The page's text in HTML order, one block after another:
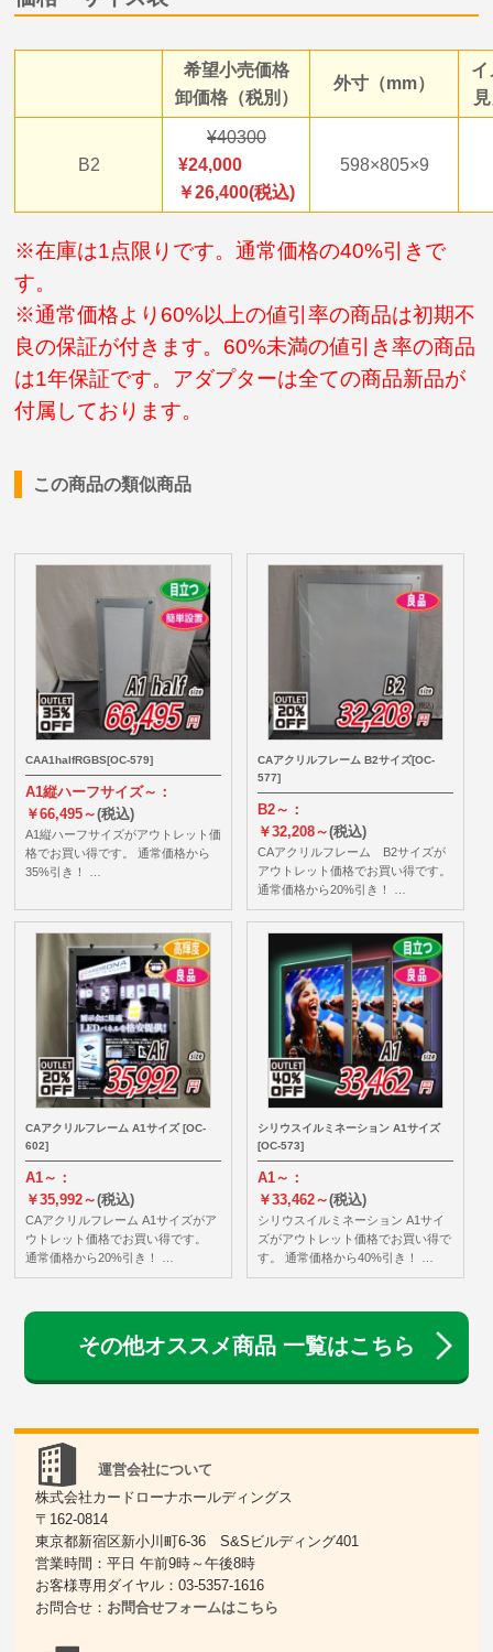
希望小売価格
卸価格（税別）
外寸（mm）
イ
B2
40300
24,000
￥26,400(税込)
598×805×9
※在庫は1点限りです。通常価格の40%引きで
す。
※通常価格より60%以上の値引率の商品は初期不
良の保証が付きます。60%未満の値引き率の商品
は1年保証です。アダプターは全ての商品新品が
付属しております。
この商品の類似商品
CAA1halfRGBS[OC-579]
A1縦ハーフサイズ～：
￥66,495～(税込)
A1縦ハーフサイズがアウトレット価
格でお買い得です。 通常価格から
35%引き！ …
CAアクリルフレーム B2サイズ[OC-
577]
B2～：
￥32,208～(税込)
CAアクリルフレーム B2サイズが
アウトレット価格でお買い得です。
通常価格から20%引き！ …
CAアクリルフレーム A1サイズ [OC-
602]
A1～：
￥35,992～(税込)
CAアクリルフレーム A1サイズがア
ウトレット価格でお買い得です。
通常価格から20%引き！ …
シリウスイルミネーション A1サイズ
[OC-573]
A1～：
￥33,462～(税込)
シリウスイルミネーション A1サイ
ズがアウトレット価格でお買い得で
す。 通常価格から40%引き！ …
その他オススメ商品 一覧はこちら
運営会社について
株式会社カードローナホールディングス
〒162-0814
東京都新宿区新小川町6-36 S&Sビルディング401
営業時間：平日 午前9時～午後8時
お客様専用ダイヤル：03-5357-1616
お問合せ： お問合せフォームはこちら